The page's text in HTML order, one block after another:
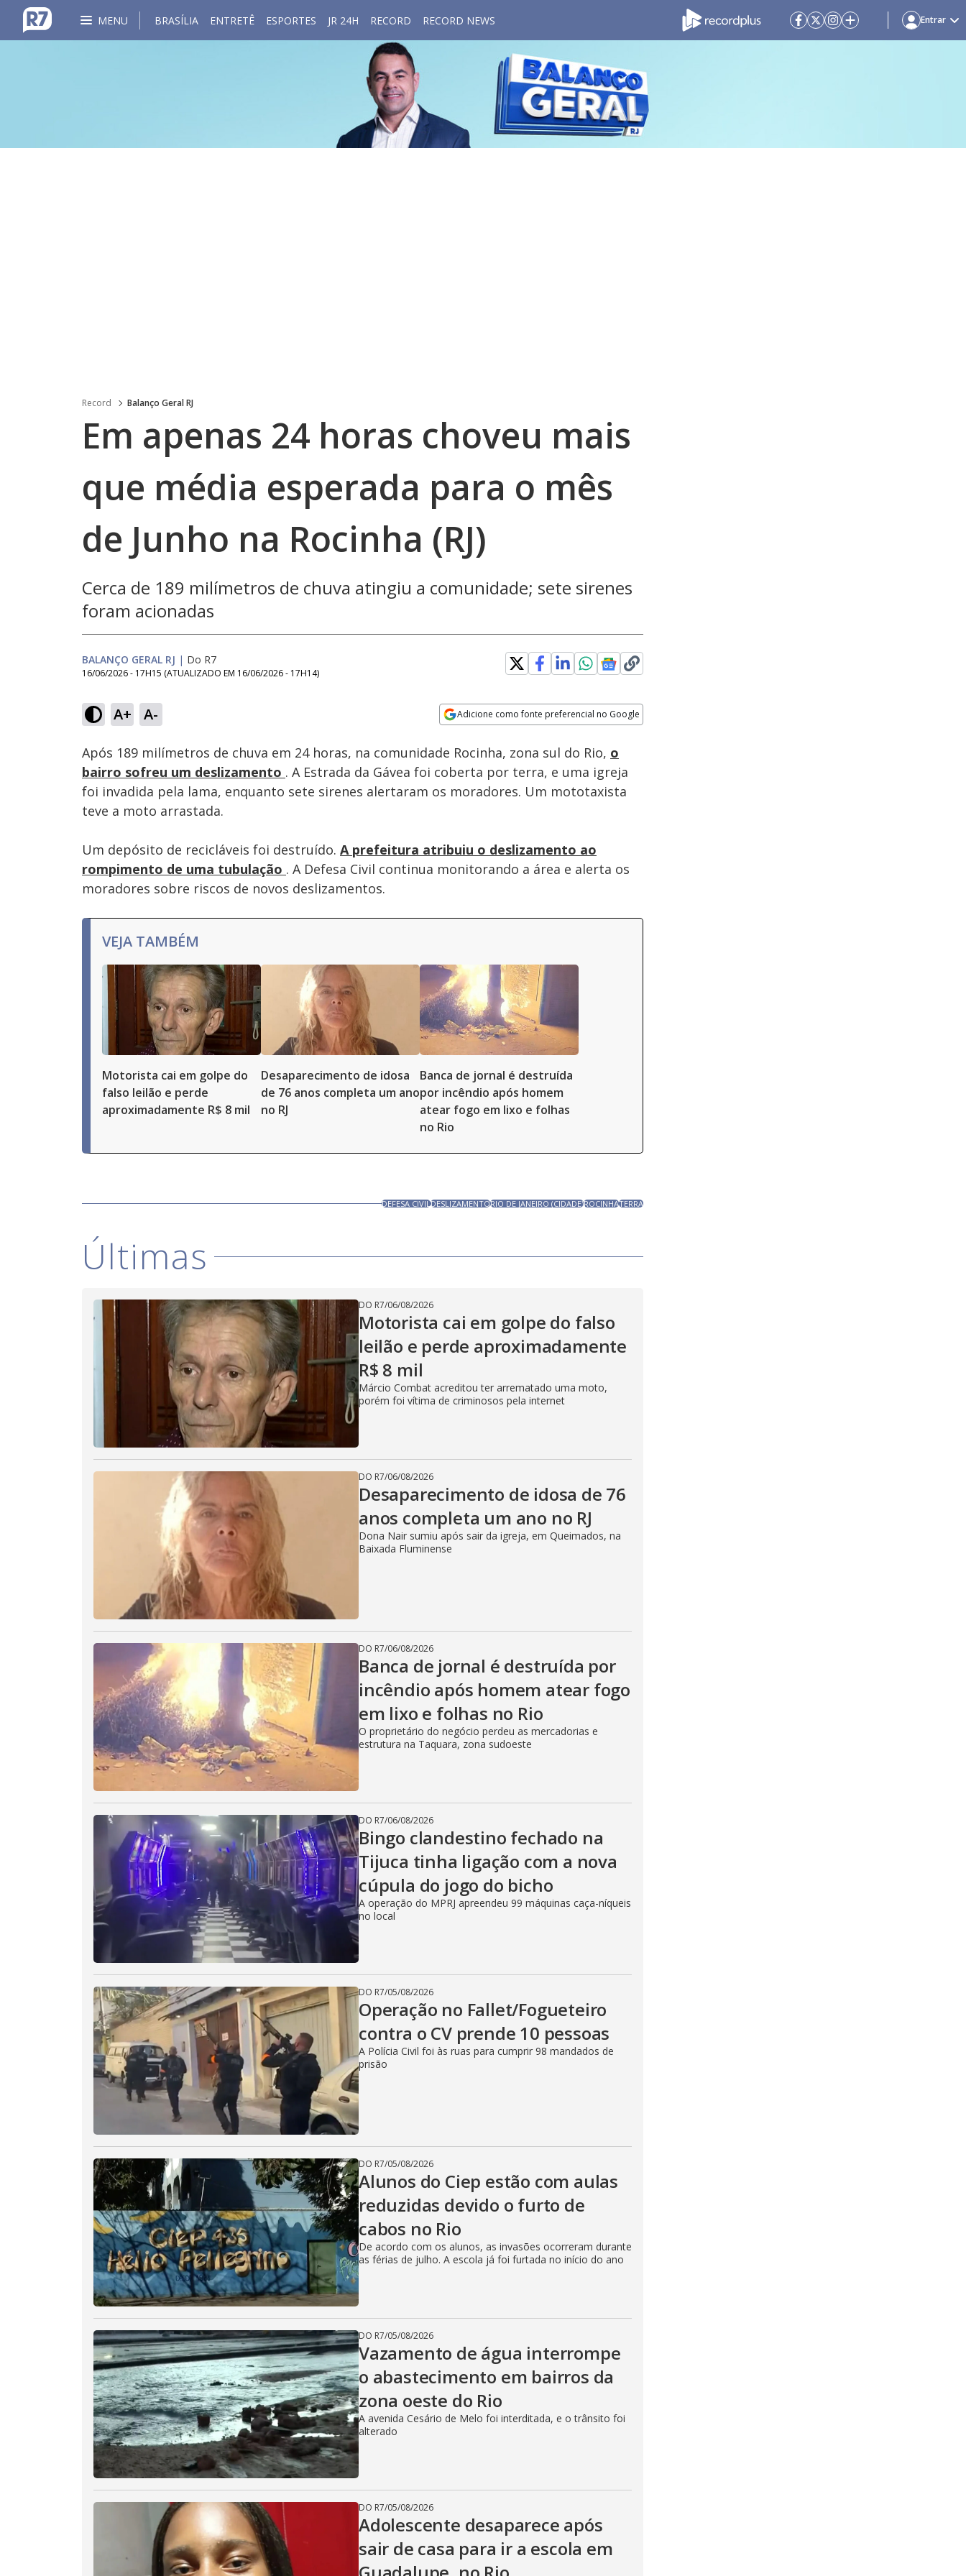
MENU BRASÍLIA ENTRETÊ ESPORTES JR 24H RECORD RECORD NEWS Entrar
Record Balanço Geral RJ
Em apenas 24 horas choveu mais
que média esperada para o mês
de Junho na Rocinha (RJ)
Cerca de 189 milímetros de chuva atingiu a comunidade; sete sirenes
foram acionadas
BALANÇO GERAL RJ | Do R7
16/06/2026 - 17H15 (ATUALIZADO EM 16/06/2026 - 17H14)
A+ A- Adicione como fonte preferencial no Google
Ativar
Som
Velocidade
Após 189 milímetros de chuva em 24 horas, na comunidade Rocinha, zona sul do Rio, o
bairro sofreu um deslizamento . A Estrada da Gávea foi coberta por terra, e uma igreja
foi invadida pela lama, enquanto sete sirenes alertaram os moradores. Um mototaxista
teve a moto arrastada.
Um depósito de recicláveis foi destruído. A prefeitura atribuiu o deslizamento ao
rompimento de uma tubulação . A Defesa Civil continua monitorando a área e alerta os
moradores sobre riscos de novos deslizamentos.
VEJA TAMBÉM
Motorista cai em golpe do
falso leilão e perde
aproximadamente R$ 8 mil
Desaparecimento de idosa
de 76 anos completa um ano
no RJ
Banca de jornal é destruída
por incêndio após homem
atear fogo em lixo e folhas
no Rio
DEFESA CIVILDESLIZAMENTORIO DE JANEIRO (CIDADE)ROCINHATERRA
Últimas
DO R7/06/08/2026
Motorista cai em golpe do falso
leilão e perde aproximadamente
R$ 8 mil
Márcio Combat acreditou ter arrematado uma moto,
porém foi vítima de criminosos pela internet
DO R7/06/08/2026
Desaparecimento de idosa de 76
anos completa um ano no RJ
Dona Nair sumiu após sair da igreja, em Queimados, na
Baixada Fluminense
DO R7/06/08/2026
Banca de jornal é destruída por
incêndio após homem atear fogo
em lixo e folhas no Rio
O proprietário do negócio perdeu as mercadorias e
estrutura na Taquara, zona sudoeste
DO R7/06/08/2026
Bingo clandestino fechado na
Tijuca tinha ligação com a nova
cúpula do jogo do bicho
A operação do MPRJ apreendeu 99 máquinas caça-níqueis
no local
DO R7/05/08/2026
Operação no Fallet/Fogueteiro
contra o CV prende 10 pessoas
A Polícia Civil foi às ruas para cumprir 98 mandados de
prisão
DO R7/05/08/2026
Alunos do Ciep estão com aulas
reduzidas devido o furto de
cabos no Rio
De acordo com os alunos, as invasões ocorreram durante
as férias de julho. A escola já foi furtada no início do ano
DO R7/05/08/2026
Vazamento de água interrompe
o abastecimento em bairros da
zona oeste do Rio
A avenida Cesário de Melo foi interditada, e o trânsito foi
alterado
DO R7/05/08/2026
Adolescente desaparece após
sair de casa para ir a escola em